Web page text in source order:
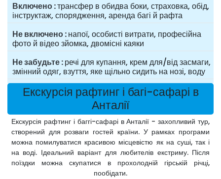
Включено трансфер в обидва боки, страховка, обід,
інструктаж, спорядження, аренда багі й рафта
Не включено напої, особисті витрати, професійна
фото й відео зйомка, двомісні каяки
Не забудьте речі для купання, крем для/від засмаги,
змінний одяг, взуття, яке щільно сидить на нозі, воду
Екскурсія рафтинг і багі-сафарі в
Анталії
Екскурсія рафтинг і баггі-сафарі в Анталії - захопливий тур,
створений для розваги гостей країни. У рамках програми
можна помилуватися красивою місцевістю як на суші, так і
на воді. Ідеальний варіант для любителів екстриму. Після
поїздки можна скупатися в прохолодній гірській річці,
пообідати.